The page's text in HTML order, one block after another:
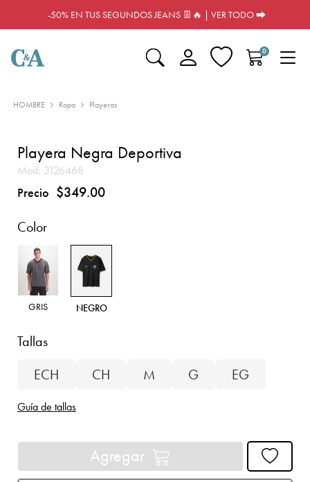
-50% EN TUS SEGUNDOS JEANS 👖🔥 | VER TODO ⮕
0
HOMBRE Ropa Playeras
Playera Negra Deportiva
Mod: 3126468
Precio $349.00
Color
GRIS NEGRO
Tallas
ECH
CH M G EG
Guía de tallas
Agregar